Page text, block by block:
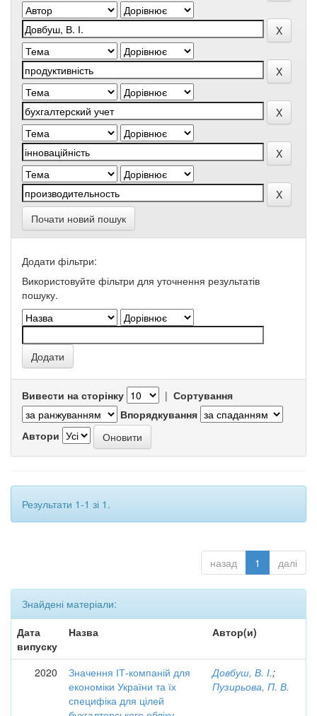
Почати новий пошук
Додати фільтри:
Використовуйте фільтри для уточнення результатів
пошуку.
Вивести на сторінку | Сортування
Впорядкування
Автори
Результати 1-1 зі 1.
назад 1 далі
Знайдені матеріали:
Дата
випуску
Назва Автор(и)
2020
Значення ІТ-компаній для
економіки України та їх
специфіка для цілей
Довбуш, В. І.;
Пузирьова, П. В.